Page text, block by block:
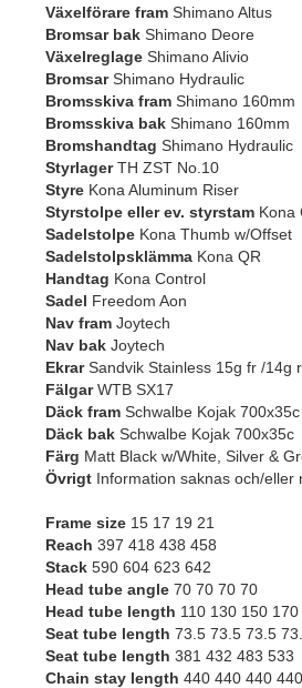
Växelförare framShimano Altus
Bromsar bakShimano Deore
VäxelreglageShimano Alivio
BromsarShimano Hydraulic
Bromsskiva framShimano 160mm
Bromsskiva bakShimano 160mm
Bromshandtag Shimano Hydraulic
StyrlagerTH ZST No.10
StyreKona Aluminum Riser
Styrstolpe eller ev. styrstamKona
SadelstolpeKona Thumb w/Offset
SadelstolpsklämmaKona QR
Handtag Kona Control
Sadel Freedom Aon
Nav framJoytech
Nav bakJoytech
EkrarSandvik Stainless 15g fr /14g
FälgarWTB SX17
Däck framSchwalbe Kojak 700x35c
Däck bakSchwalbe Kojak 700x35c
Färg Matt Black w/White, Silver &
ÖvrigtInformation saknas och/eller
Frame size15 17 19 21
Reach 397 418 438 458
Stack590 604 623 642
Head tube angle70 70 70 70
Head tube length 110 130 150 170
Seat tube length 73.5 73.5 73.5
Seat tube length 381 432 483 533
Chain stay length 440 440 440 440